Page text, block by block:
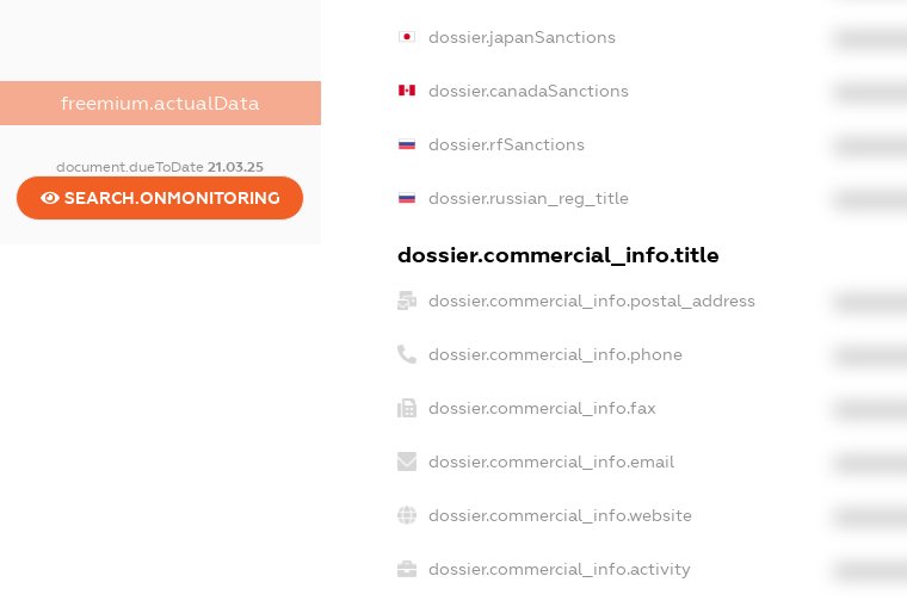
freemium.actualData
document.dueToDate21.03.25
SEARCH.ONMONITORING
dossier.japanSanctions
dossier.canadaSanctions
dossier.rfSanctions
dossier.russian_reg_title
dossier.commercial_info.title
dossier.commercial_info.postal_address
dossier.commercial_info.phone
dossier.commercial_info.fax
dossier.commercial_info.email
dossier.commercial_info.website
dossier.commercial_info.activity